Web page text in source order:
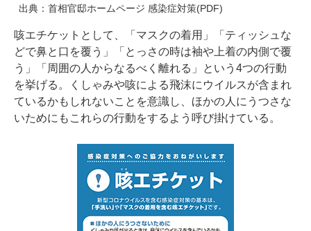
出典： 首相官邸ホームページ 感染症対策(PDF)
咳エチケットとして、「マスクの着用」「ティッシュな
どで鼻と口を覆う」「とっさの時は袖や上着の内側で覆
う」「周囲の人からなるべく離れる」という4つの行動
を挙げる。くしゃみや咳による飛沫にウイルスが含まれ
ているかもしれないことを意識し、ほかの人にうつさな
いためにもこれらの行動をするよう呼び掛けている。